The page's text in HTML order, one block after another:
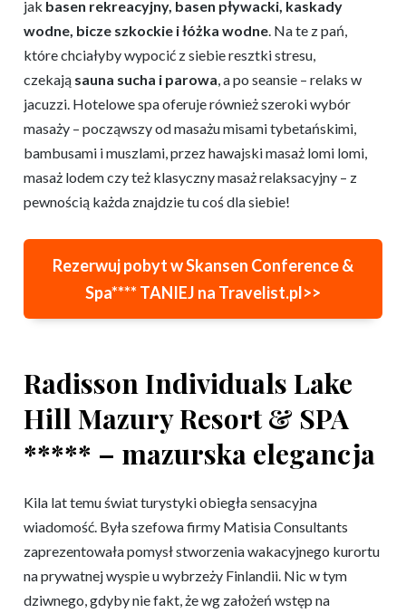
jak basen rekreacyjny, basen pływacki, kaskady
wodne, bicze szkockie i łóżka wodne. Na te z pań,
które chciałyby wypocić z siebie resztki stresu,
czekają sauna sucha i parowa, a po seansie – relaks w
jacuzzi. Hotelowe spa oferuje również szeroki wybór
masaży – począwszy od masażu misami tybetańskimi,
bambusami i muszlami, przez hawajski masaż lomi lomi,
masaż lodem czy też klasyczny masaż relaksacyjny – z
pewnością każda znajdzie tu coś dla siebie!
Rezerwuj pobyt w Skansen Conference &
Spa****TANIEJ na Travelist.pl>>
Radisson Individuals Lake
Hill Mazury Resort & SPA
***** – mazurska elegancja
Kila lat temu świat turystyki obiegła sensacyjna
wiadomość. Była szefowa firmy Matisia Consultants
zaprezentowała pomysł stworzenia wakacyjnego kurortu
na prywatnej wyspie u wybrzeży Finlandii. Nic w tym
dziwnego, gdyby nie fakt, że wg założeń wstęp na